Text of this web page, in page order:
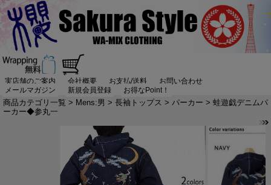
実店舗のご案内 会社概要 お支払/送料
お問い合わせ
メールマガジン
新規会員登録 お得なPoint！
商品カテゴリ一覧 > Mens:男 > 長袖トップス > パーカー > 蛙遊戯デニムパ
ーカー◆参丸一